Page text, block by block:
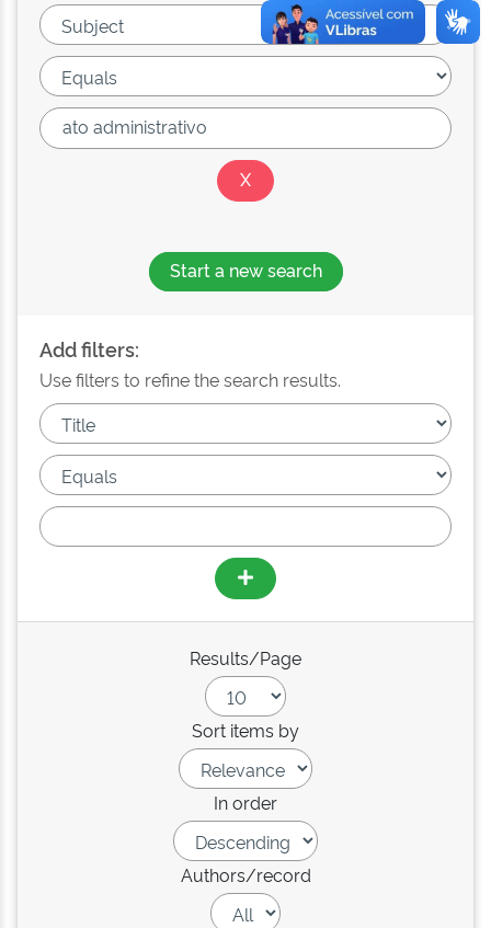
Start a new search
Add filters:
Use filters to refine the search results.
Results/Page
Sort items by
In order
Authors/record